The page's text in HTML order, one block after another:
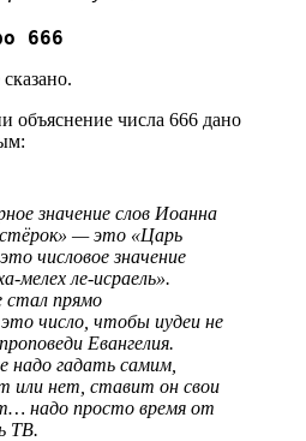
666
объяснение числа 666 дано
значение слов Иоанна
— это «Царь
числовое значение
мелех ле-исраель».
стал прямо
число, чтобы иудеи не
Евангелия.
гадать самим,
или нет, ставит он свои
надо просто время от
ТВ.